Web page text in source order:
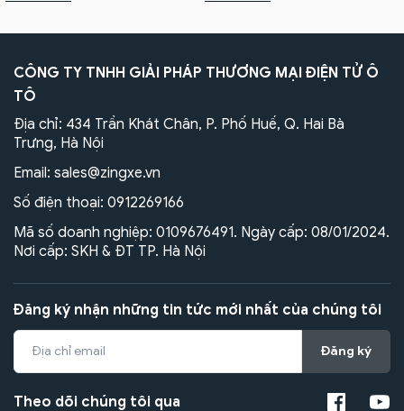
CÔNG TY TNHH GIẢI PHÁP THƯƠNG MẠI ĐIỆN TỬ Ô
TÔ
Địa chỉ: 434 Trần Khát Chân, P. Phố Huế, Q. Hai Bà
Trưng, Hà Nội
Email: sales@zingxe.vn
Số điện thoại: 0912269166
Mã số doanh nghiệp: 0109676491. Ngày cấp: 08/01/2024.
Nơi cấp: SKH & ĐT TP. Hà Nội
Đăng ký nhận những tin tức mới nhất của chúng tôi
Đăng ký
Theo dõi chúng tôi qua